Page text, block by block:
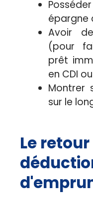
épargne
Avoir
(pour
prêt
en CDI
Montrer
sur le
Le